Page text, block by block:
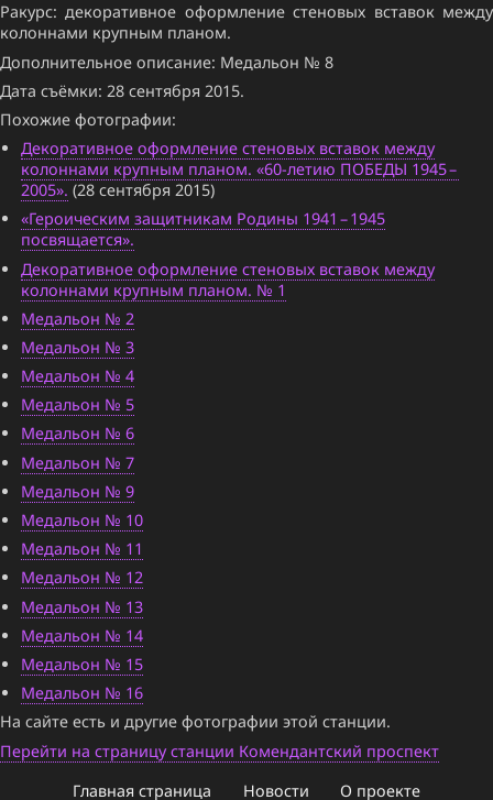
Ракурс: декоративное оформление стеновых вставок между
колоннами крупным планом.
Дополнительное описание: Медальон № 8
Дата съёмки: 28 сентября 2015.
Похожие фотографии:
Декоративное оформление стеновых вставок между
колоннами крупным планом. «60-летию ПОБЕДЫ 1945 –
2005». (28 сентября 2015)
«Героическим защитникам Родины 1941 – 1945
посвящается».
Декоративное оформление стеновых вставок между
колоннами крупным планом. № 1
Медальон № 2
Медальон № 3
Медальон № 4
Медальон № 5
Медальон № 6
Медальон № 7
Медальон № 9
Медальон № 10
Медальон № 11
Медальон № 12
Медальон № 13
Медальон № 14
Медальон № 15
Медальон № 16
На сайте есть и другие фотографии этой станции.
Перейти на страницу станции Комендантский проспект
Главная страница
Новости О проекте